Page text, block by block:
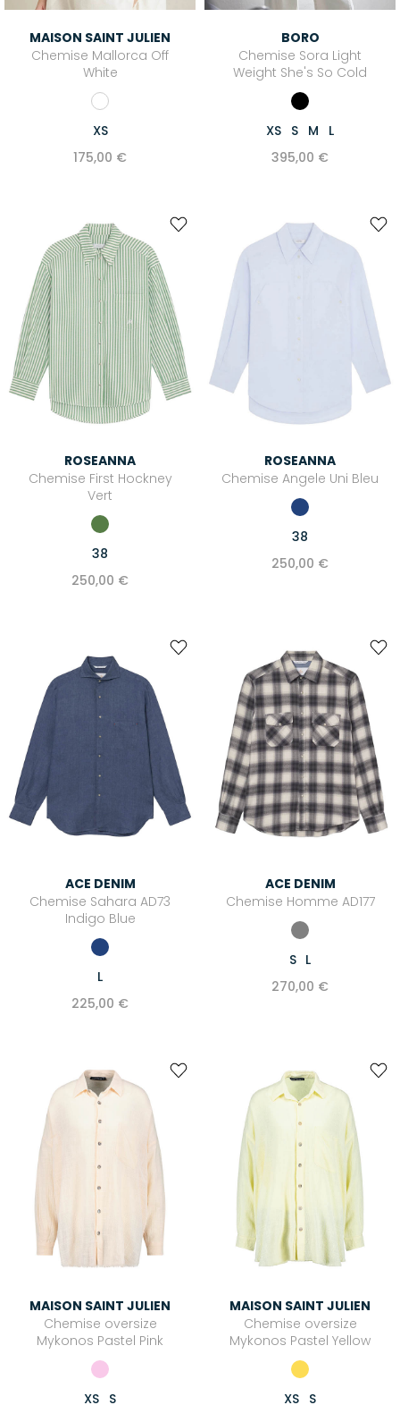
MAISON SAINT JULIEN
Chemise Mallorca Off
White
XS
175,00 €
BORO
Chemise Sora Light
Weight She's So Cold
XS S M
L
395,00 €
ROSEANNA
Chemise First Hockney
Vert
38
250,00 €
ROSEANNA
Chemise Angele Uni Bleu
38
250,00 €
ACE DENIM
Chemise Sahara AD73
Indigo Blue
L
225,00 €
ACE DENIM
Chemise Homme AD177
S L
270,00 €
MAISON SAINT JULIEN
Chemise oversize
Mykonos Pastel Pink
XS S
MAISON SAINT JULIEN
Chemise oversize
Mykonos Pastel Yellow
XS S